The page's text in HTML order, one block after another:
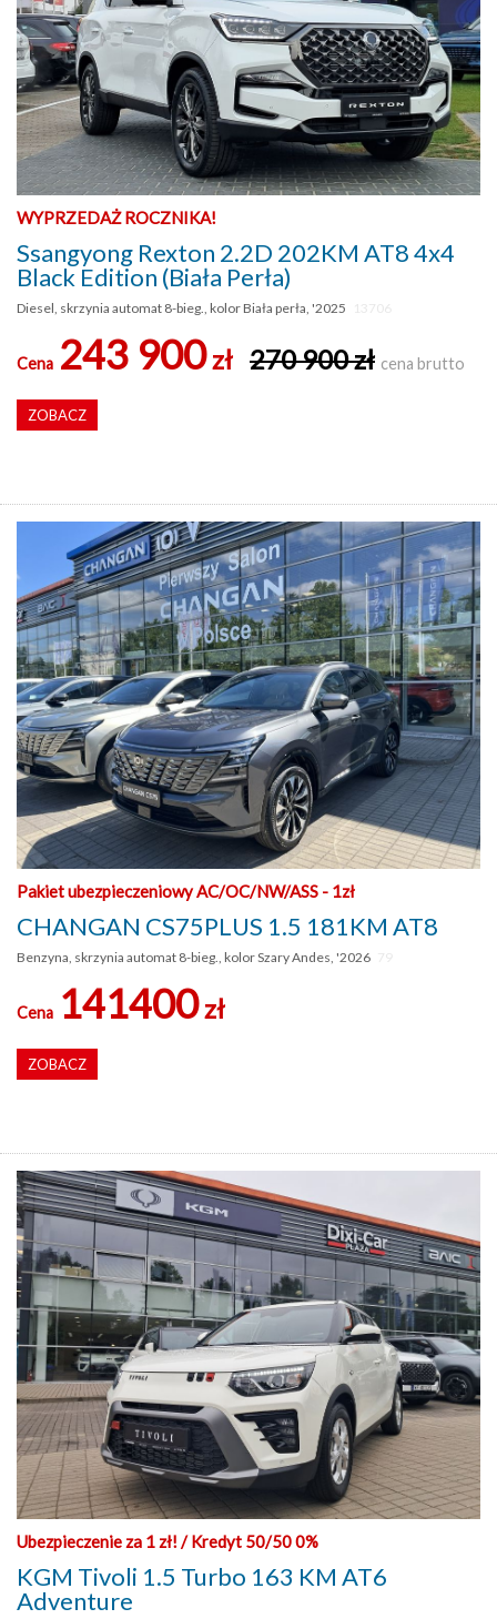
WYPRZEDAŻ ROCZNIKA!
Ssangyong Rexton 2.2D 202KM AT8 4x4
Black Edition (Biała Perła)
Diesel, skrzynia automat 8-bieg., kolor Biała perła, '2025
Cena 243 900zł 270 900 zł cena brutto
ZOBACZ
Pakiet ubezpieczeniowy AC/OC/NW/ASS - 1zł
CHANGAN CS75PLUS 1.5 181KM AT8
Benzyna, skrzynia automat 8-bieg., kolor Szary Andes, '2026
Cena 141400zł
ZOBACZ
Ubezpieczenie za 1 zł! / Kredyt 50/50 0%
KGM Tivoli 1.5 Turbo 163 KM AT6
Adventure